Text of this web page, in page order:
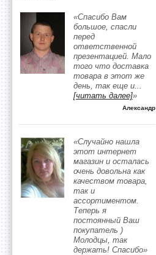
«Спасибо Вам
большое, спасли
перед
ответственной
презентацией. Мало
того что доставка
товара в этот же
день, так еще и...
[читать далее]»
Александр
«Случайно нашла
этот интернет
магазин и осталась
очень довольна как
качеством товара,
так и
ассортиментом.
Теперь я
постоянный Ваш
покупатель )
Молодцы, так
держать! Спасибо»